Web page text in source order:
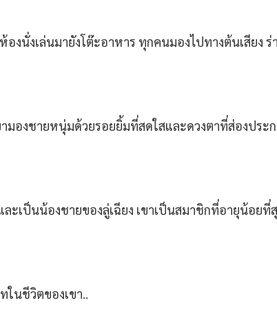
งนั่งเล่นมายังโต๊ะอาหาร ทุกคนมองไปทางต้นเสียง
มองชายหนุ่มด้วยรอยยิ้มที่สดใสและดวงตาที่ส่องประ
เป็นน้องชายของลู่เฉียง เขาเป็นสมาชิกที่อายุน้อยที่
ในชีวิตของเขา..